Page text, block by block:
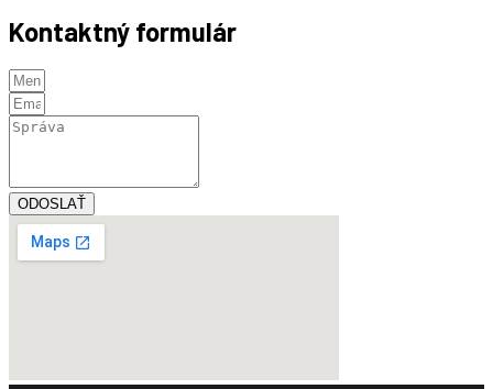
Kontaktný formulár
ODOSLAŤ